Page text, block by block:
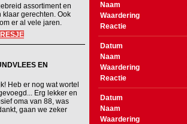
assortiment en
klaar gerechten. Ook
er al vele jaren.
EN
Heb er nog wat wortel
Erg lekker en
oma van 88, was
gaan we zeker
Naam
Waardering
Reactie
Datum
Naam
Waardering
Reactie
Datum
Naam
Waardering